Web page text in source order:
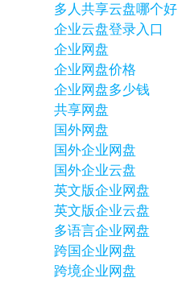
多人共享云盘哪个好
企业云盘登录入口
企业网盘
企业网盘价格
企业网盘多少钱
共享网盘
国外网盘
国外企业网盘
国外企业云盘
英文版企业网盘
英文版企业云盘
多语言企业网盘
跨国企业网盘
跨境企业网盘